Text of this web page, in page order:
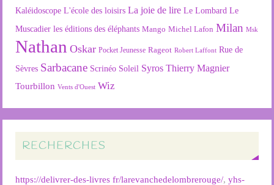
Kaléidoscope L'école des loisirs La joie de lire Le Lombard Le
Muscadier les éditions des éléphants Mango Michel Lafon Milan Msk
Nathan Oskar Pocket Jeunesse Rageot Robert Laffont Rue de
Sèvres Sarbacane Scrinéo Soleil Syros Thierry Magnier
Tourbillon Vents d'Ouest Wiz
RECHERCHES
https://delivrer-des-livres fr/larevanchedelombrerouge/,yhs-